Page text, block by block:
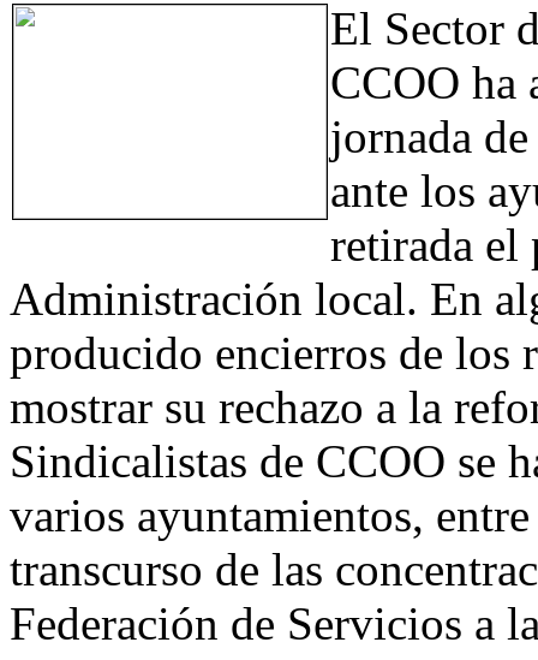
El Sector
CCOO ha
jornada
ante los
retirada el
Administración local. En
producido encierros de los
mostrar su rechazo a la
Sindicalistas de CCOO se
varios ayuntamientos,
transcurso de las
Federación de Servicios a